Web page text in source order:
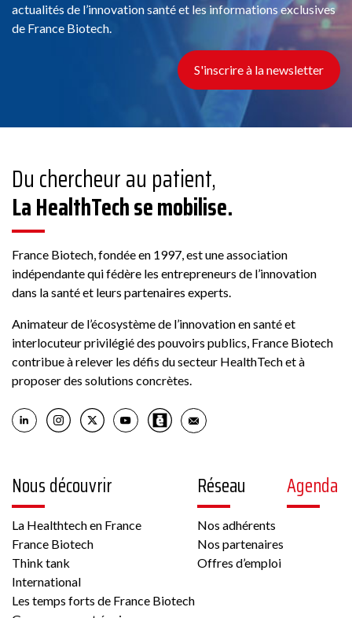
actualités de l’innovation santé et les informations exclusives
de France Biotech.
S'inscrire à la newsletter
Du chercheur au patient,
La HealthTech se mobilise.
France Biotech, fondée en 1997, est une association
indépendante qui fédère les entrepreneurs de l’innovation
dans la santé et leurs partenaires experts.
Animateur de l’écosystème de l’innovation en santé et
interlocuteur privilégié des pouvoirs publics, France Biotech
contribue à relever les défis du secteur HealthTech et à
proposer des solutions concrètes.
Nous découvrir
La Healthtech en France
France Biotech
Think tank
International
Les temps forts de France Biotech
Réseau
Nos adhérents
Nos partenaires
Offres d’emploi
Agenda